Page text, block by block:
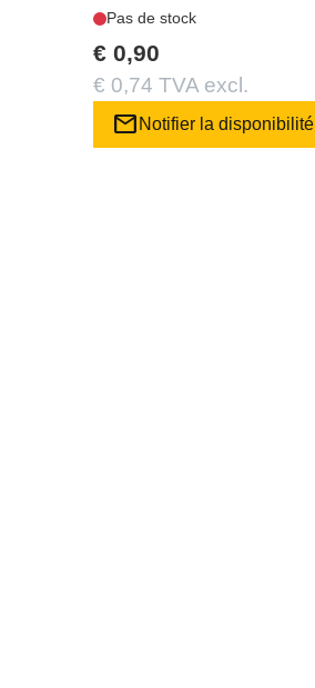
Pas de stock
€ 0,90
€ 0,74 TVA excl.
mail Notifier la disponibilité